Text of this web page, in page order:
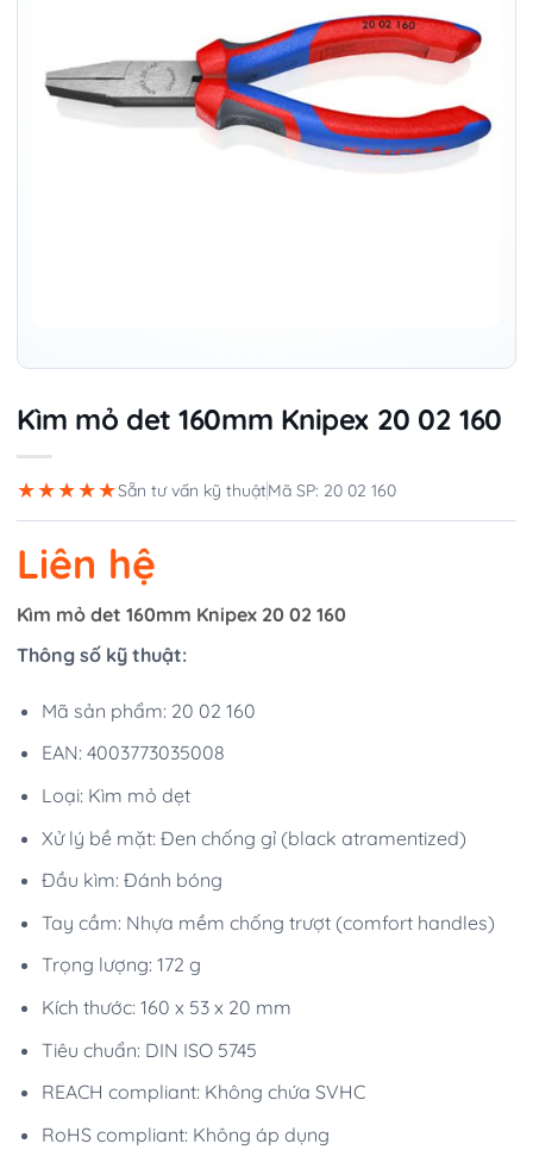
Kìm mỏ det 160mm Knipex 20 02 160
★★★★★Sẵn tư vấn kỹ thuậtMã SP: 20 02 160
Liên hệ
Kìm mỏ det 160mm Knipex 20 02 160
Thông số kỹ thuật:
Mã sản phẩm: 20 02 160
EAN: 4003773035008
Loại: Kìm mỏ dẹt
Xử lý bề mặt: Đen chống gỉ (black atramentized)
Đầu kìm: Đánh bóng
Tay cầm: Nhựa mềm chống trượt (comfort handles)
Trọng lượng: 172 g
Kích thước: 160 x 53 x 20 mm
Tiêu chuẩn: DIN ISO 5745
REACH compliant: Không chứa SVHC
RoHS compliant: Không áp dụng